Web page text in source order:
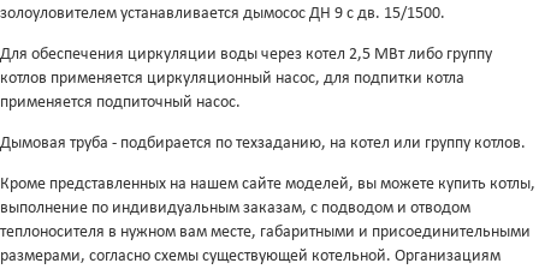
золоуловителем устанавливается дымосос ДН 9 с дв. 15/1500.
Для обеспечения циркуляции воды через котел 2,5 МВт либо группу
котлов применяется циркуляционный насос, для подпитки котла
применяется подпиточный насос.
Дымовая труба - подбирается по техзаданию, на котел или группу котлов.
Кроме представленных на нашем сайте моделей, вы можете купить котлы,
выполнение по индивидуальным заказам, с подводом и отводом
теплоносителя в нужном вам месте, габаритными и присоединительными
размерами, согласно схемы существующей котельной. Организациям